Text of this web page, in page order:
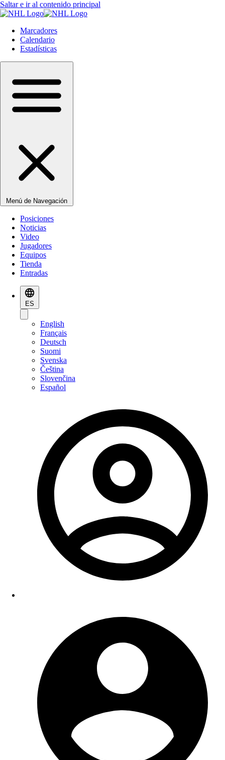
Saltar e ir al contenido principal
Marcadores
Calendario
Estadísticas
Menú de Navegación
Posiciones
Noticias
Video
Jugadores
Equipos
Tienda
Entradas
ES
English
Français
Deutsch
Suomi
Svenska
Čeština
Slovenčina
Español